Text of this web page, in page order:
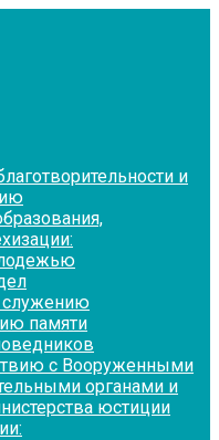
и
служению
памяти
с Вооруженными
органами и
юстиции